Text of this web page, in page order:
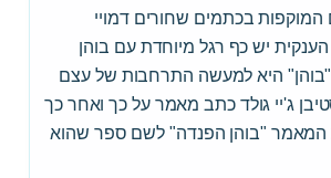
המוקפות בכתמים שחורים דמויי
יש כף רגל מיוחדת עם בוהן
היא למעשה התרחבות של עצם
ג'יי גולד כתב מאמר על כך ואחר כך
"בוהן הפנדה" לשם ספר שהוא